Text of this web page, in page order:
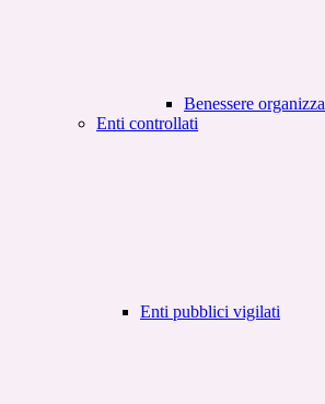
Benessere
Enti controllati
Enti pubblici vigilati